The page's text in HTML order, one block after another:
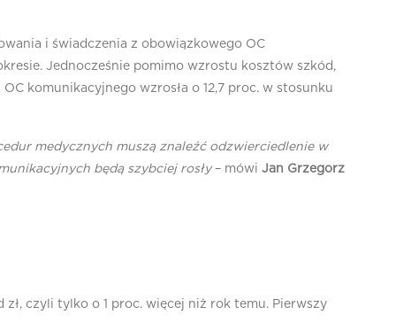
i świadczenia z obowiązkowego OC
Jednocześnie pomimo wzrostu kosztów szkód,
komunikacyjnego wzrosła o 12,7 proc. w stosunku
medycznych muszą znaleźć odzwierciedlenie w
będą szybciej rosły– mówi Jan Grzegorz
czyli tylko o 1 proc. więcej niż rok temu. Pierwszy